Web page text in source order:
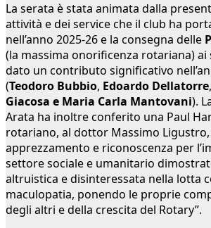
La serata è stata animata dalla
attività e dei service che il club ha
nell’anno 2025-26 e la consegna delle
(la massima onorificenza rotariana) ai
dato un contributo significativo
(Teodoro Bubbio, Edoardo Dellatorre,
Giacosa e Maria Carla Mantovani).
Arata ha inoltre conferito una Paul
rotariano, al dottor Massimo Ligustro,
apprezzamento e riconoscenza per
settore sociale e umanitario
altruistica e disinteressata nella lotta
maculopatia, ponendo le proprie
degli altri e della crescita del Rotary”.